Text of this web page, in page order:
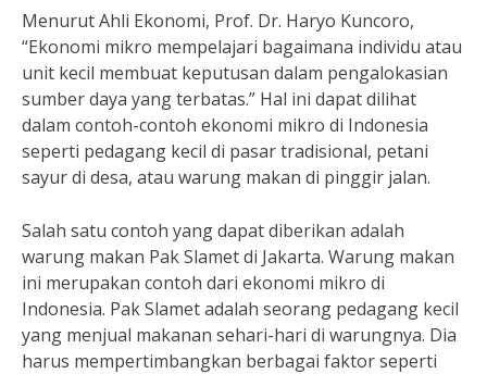
Menurut Ahli Ekonomi, Prof. Dr. Haryo Kuncoro,
“Ekonomi mikro mempelajari bagaimana individu atau
unit kecil membuat keputusan dalam pengalokasian
sumber daya yang terbatas.” Hal ini dapat dilihat
dalam contoh-contoh ekonomi mikro di Indonesia
seperti pedagang kecil di pasar tradisional, petani
sayur di desa, atau warung makan di pinggir jalan.
Salah satu contoh yang dapat diberikan adalah
warung makan Pak Slamet di Jakarta. Warung makan
ini merupakan contoh dari ekonomi mikro di
Indonesia. Pak Slamet adalah seorang pedagang kecil
yang menjual makanan sehari-hari di warungnya. Dia
harus mempertimbangkan berbagai faktor seperti